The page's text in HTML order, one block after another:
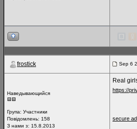
frostick Sep 6
Наведывающийся
Група: Участники
Повідомлень: 158
З нами з: 15.8.2013
Real
https://
secure